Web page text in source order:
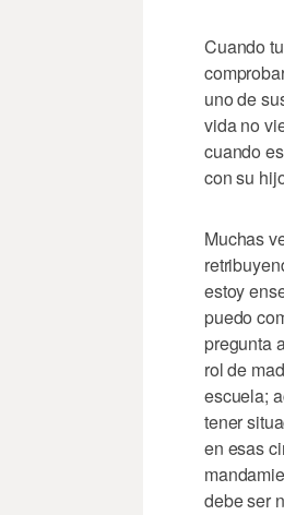
Cuando
uno de
vida no
cuando
con su
Muchas
estoy
puedo
pregunta
rol de
escuela;
tener
en esas
debe ser